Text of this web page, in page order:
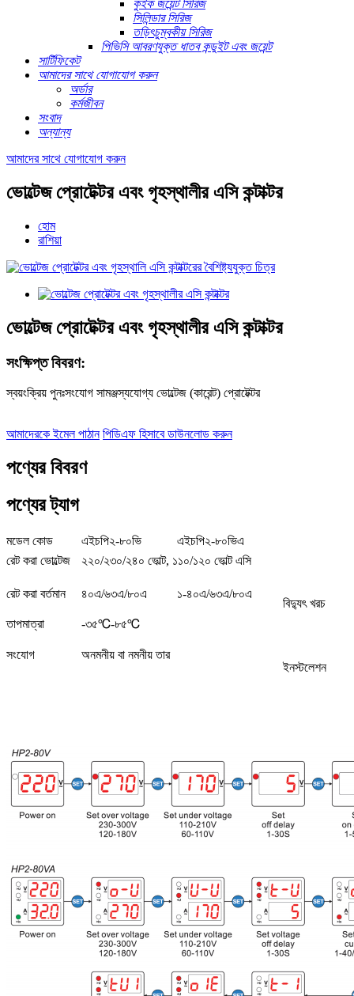
কুইক জয়েন্ট সিরিজ
সিলিন্ডার সিরিজ
তড়িৎচুম্বকীয় সিরিজ
পিভিসি আবরণযুক্ত ধাতব কন্ডুইট এবং জয়েন্ট
সার্টিফিকেট
আমাদের সাথে যোগাযোগ করুন
অর্ডার
কর্মজীবন
সংবাদ
অন্যান্য
আমাদের সাথে যোগাযোগ করুন
ভোল্টেজ প্রোটেক্টর এবং গৃহস্থালীর এসি কন্টাক্টর
হোম
রাশিয়া
ভোল্টেজ প্রোটেক্টর এবং গৃহস্থালীর এসি কন্টাক্টর
সংক্ষিপ্ত বিবরণ:
স্বয়ংক্রিয় পুনঃসংযোগ সামঞ্জস্যযোগ্য ভোল্টেজ (কারেন্ট) প্রোটেক্টর
আমাদেরকে ইমেল পাঠান পিডিএফ হিসাবে ডাউনলোড করুন
পণ্যের বিবরণ
পণ্যের ট্যাগ
মডেল কোড এইচপি২-৮০ভি
এইচপি২-৮০ভিএ
রেট করা ভোল্টেজ
২২০/২৩০/২৪০ ভোল্ট, ১১০/১২০ ভোল্ট এসি
রেট করা বর্তমান ৪০এ/৬৩এ/৮০এ ১-৪০এ/৬৩এ/৮০এ
বিদ্যুৎ খরচ
তাপমাত্রা
-৩৫℃-৮৫℃
সংযোগ
অনমনীয় বা নমনীয় তার
ইনস্টলেশন